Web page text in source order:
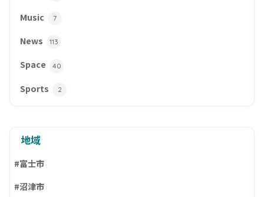
Music 7
News 113
Space 40
Sports 2
地域
#富士市
#沼津市